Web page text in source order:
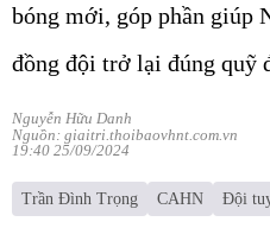
bóng mới, góp phần giúp
đồng đội trở lại đúng quỹ
Nguyễn Hữu Danh
Nguồn: giaitri.thoibaovhnt.com.vn
19:40 25/09/2024
Trần Đình Trọng CAHN Đội